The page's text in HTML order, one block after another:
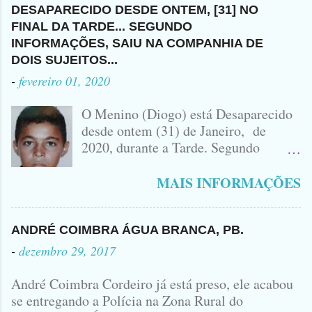
HÁ NENHUMA INFORMAÇÃO
SOBRE QUEM SEJA O DONO DO
VEÍCULO ENVOLVIDO NO
ACIDENTE EM QUE ZÉ DO RÁDIO
PERDEU A VIDA.... FOTO
IDOMINIS FIDELIS FOTO
IDOMINIS FIDELIS VEÍCULO
ENVOLVIDO NO ACIDENTE UMA
MONTANA NA FOTO VOCÊS
PODEM OBSERVAR QUE TODAS...
MORRENDO NO LOCAL.
ACUSADO E VÍTIMA QUE ESTÁ
SEM CAMISA
SUSPEITA É QUE ELE TENHA
FUGIDO PARA SANTA CRUZ DO
CAPIBARIBE, NO PERNAMBUCO...
DESAPARECIDO DESDE ONTEM, [31] NO
FINAL DA TARDE... SEGUNDO
INFORMAÇÕES, SAIU NA COMPANHIA DE
DOIS SUJEITOS...
- fevereiro 01, 2020
O Menino (Diogo) está Desaparecido
desde ontem (31) de Janeiro, de
2020, durante a Tarde. Segundo
Bairro Jardim Karlota, aqui em
98356406 - Se você souber de alguma
Informação, favor avisar através deste
Luciana, ela tá Desesperada.
MAIS INFORMAÇÕES
ANDRÉ COIMBRA ÁGUA BRANCA, PB.
- dezembro 29, 2017
André Coimbra Cordeiro já está preso, ele acabou
se entregando a Polícia na Zona Rural do